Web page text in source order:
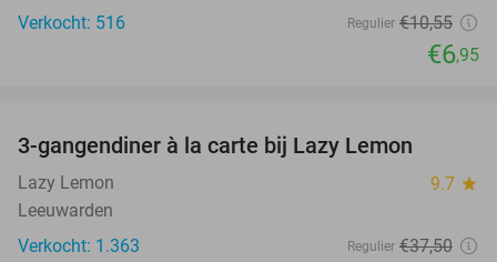
Verkocht: 516
Regulier €10,55
€6,95
3-gangendiner à la carte bij Lazy Lemon
Lazy Lemon 9.7 star
Leeuwarden
Verkocht: 1.363
Regulier €37,50